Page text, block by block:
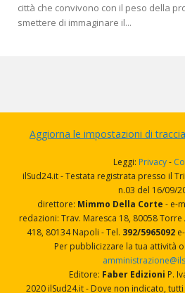
città che convivono con il peso della
smettere di immaginare il...
Aggiorna le impostazioni di
Leggi: Privacy-
ilSud24.it - Testata registrata presso il
n.03 del 16/09/
direttore: Mimmo Della Corte - e-
redazioni: Trav. Maresca 18, 80058
418, 80134 Napoli - Tel. 392/5965092
Per pubblicizzare la tua attività
Editore: Faber Edizioni P.
2020 ilSud24.it - Dove non indicato,